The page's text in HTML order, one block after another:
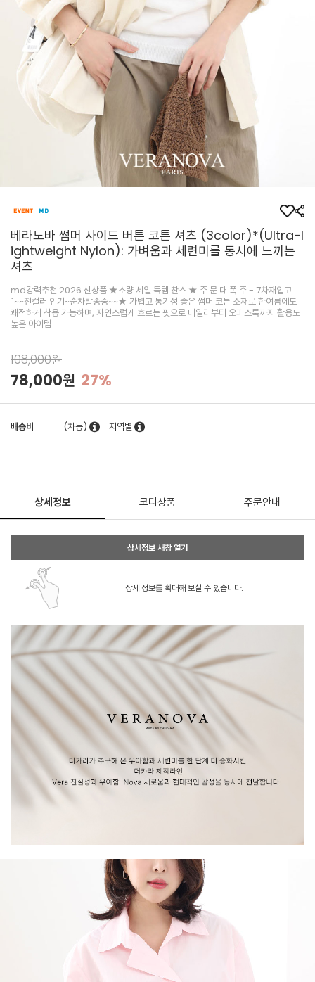
베라노바 썸머 사이드 버튼 코튼 셔츠 (3color)*(Ultra-l
ightweight Nylon): 가벼움과 세련미를 동시에 느끼는
셔츠
md강력추천 2026 신상품 ★소량 세일 득템 찬스 ★ 주.문.대.폭.주 - 7차재입고
`~~전컬러 인기~순차발송중~~★ 가볍고 통기성 좋은 썸머 코튼 소재로 한여름에도
쾌적하게 착용 가능하며, 자연스럽게 흐르는 핏으로 데일리부터 오피스룩까지 활용도
높은 아이템
108,000원
78,000원 27%
배송비 (차등) 지역별
상세정보 코디상품 주문안내
상세정보 새창 열기
상세 정보를 확대해 보실 수 있습니다.